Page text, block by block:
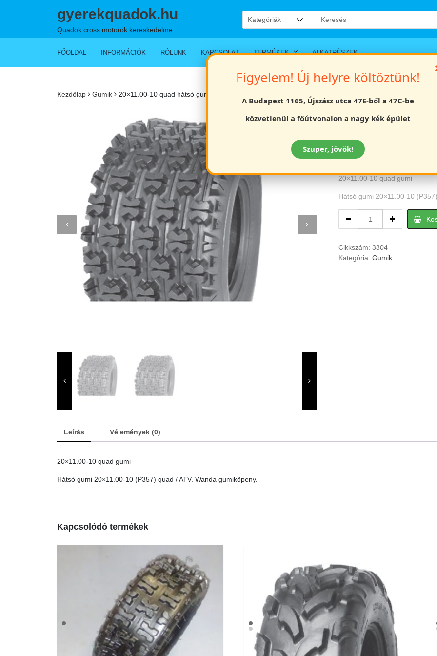
gyerekquadok.hu
Quadok cross motorok kereskedelme
FŐOLDAL INFORMÁCIÓK RÓLUNK KAPCSOLAT TERMÉKEK ALKATRÉSZEK
Kezdőlap Gumik 20×11.00-10 quad hátsó gumi
20×11.00-10
21990
20×11.00-10 quad gumi
Hátsó gumi 20×11.00-10
hátsó
gumi
Cikkszám:3804
Kategória:Gumik
Leírás Vélemények (0)
20×11.00-10 quad gumi
Hátsó gumi 20×11.00-10 (P357) quad / ATV. Wanda gumiköpeny.
Kapcsolódó termékek
Figyelem! Új helyre költöztünk!
A Budapest 1165, Újszász utca 47E-ből a 47C-be
közvetlenül a főútvonalon a nagy kék épület
Szuper, jövök!